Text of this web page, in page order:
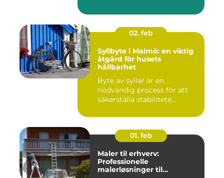
02. feb
Syllbyte i Malmö: en viktig
åtgärd för husets
hållbarhet
Byte av syllar är en
nödvändig process för att
säkerställa stabilitete...
01. feb
Maler til erhverv:
Professionelle
malerløsninger til